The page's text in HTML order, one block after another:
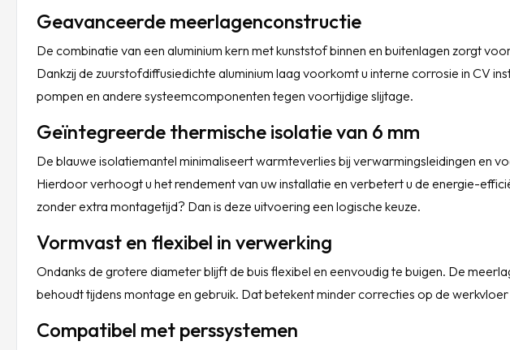
Geavanceerde meerlagenconstructie
De combinatie van een aluminium kern met kunststof binnen en buitenlagen zorgt
Dankzij de zuurstofdiffusiedichte aluminium laag voorkomt u interne corrosie in CV
pompen en andere systeemcomponenten tegen voortijdige slijtage.
Geïntegreerde thermische isolatie van 6 mm
De blauwe isolatiemantel minimaliseert warmteverlies bij verwarmingsleidingen en
Hierdoor verhoogt u het rendement van uw installatie en verbetert u de energie-
zonder extra montagetijd? Dan is deze uitvoering een logische keuze.
Vormvast en flexibel in verwerking
Ondanks de grotere diameter blijft de buis flexibel en eenvoudig te buigen. De
behoudt tijdens montage en gebruik. Dat betekent minder correcties op de werkvloer
Compatibel met perssystemen